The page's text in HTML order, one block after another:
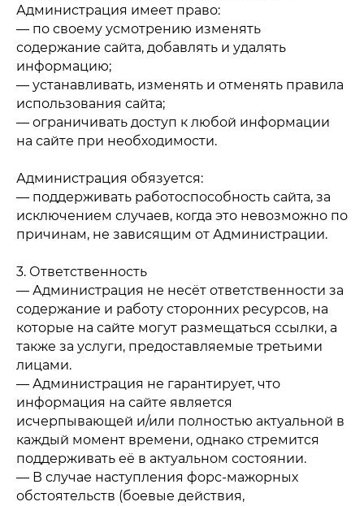
Администрация имеет право:
— по своему усмотрению изменять
содержание сайта, добавлять и удалять
информацию;
— устанавливать, изменять и отменять правила
использования сайта;
— ограничивать доступ к любой информации
на сайте при необходимости.
Администрация обязуется:
— поддерживать работоспособность сайта, за
исключением случаев, когда это невозможно по
причинам, не зависящим от Администрации.
3. Ответственность
— Администрация не несёт ответственности за
содержание и работу сторонних ресурсов, на
которые на сайте могут размещаться ссылки, а
также за услуги, предоставляемые третьими
лицами.
— Администрация не гарантирует, что
информация на сайте является
исчерпывающей и/или полностью актуальной в
каждый момент времени, однако стремится
поддерживать её в актуальном состоянии.
— В случае наступления форс-мажорных
обстоятельств (боевые действия,